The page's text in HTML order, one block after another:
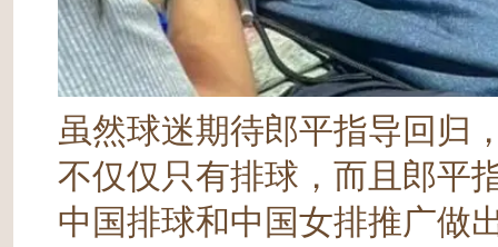
虽然球迷期待郎平指导回归
不仅仅只有排球，而且郎平
中国排球和中国女排推广做